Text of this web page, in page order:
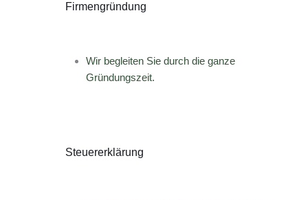
Firmengründung
Wir begleiten Sie durch die ganze
Gründungszeit.
Steuererklärung